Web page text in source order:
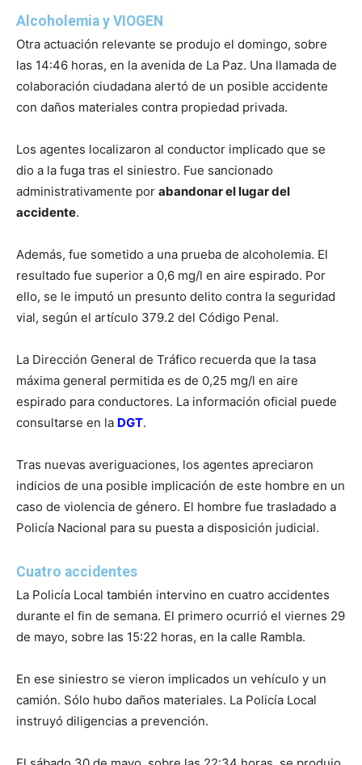
Alcoholemia y VIOGEN
Otra actuación relevante se produjo el domingo, sobre
las 14:46 horas, en la avenida de La Paz. Una llamada de
colaboración ciudadana alertó de un posible accidente
con daños materiales contra propiedad privada.
Los agentes localizaron al conductor implicado que se
dio a la fuga tras el siniestro. Fue sancionado
administrativamente por abandonar el lugar del
accidente.
Además, fue sometido a una prueba de alcoholemia. El
resultado fue superior a 0,6 mg/l en aire espirado. Por
ello, se le imputó un presunto delito contra la seguridad
vial, según el artículo 379.2 del Código Penal.
La Dirección General de Tráfico recuerda que la tasa
máxima general permitida es de 0,25 mg/l en aire
espirado para conductores. La información oficial puede
consultarse en la DGT.
Tras nuevas averiguaciones, los agentes apreciaron
indicios de una posible implicación de este hombre en un
caso de violencia de género. El hombre fue trasladado a
Policía Nacional para su puesta a disposición judicial.
Cuatro accidentes
La Policía Local también intervino en cuatro accidentes
durante el fin de semana. El primero ocurrió el viernes 29
de mayo, sobre las 15:22 horas, en la calle Rambla.
En ese siniestro se vieron implicados un vehículo y un
camión. Sólo hubo daños materiales. La Policía Local
instruyó diligencias a prevención.